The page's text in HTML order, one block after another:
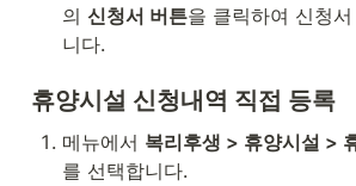
의 신청서 버튼을 클릭하여 신청
니다.
휴양시설 신청내역 직접 등록
메뉴에서 복리후생 > 휴양시설 >
를 선택합니다.